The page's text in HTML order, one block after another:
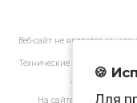
Веб-сайт не является
Технические
АО «Нормарк»
На сайте применяются
🍪
Для